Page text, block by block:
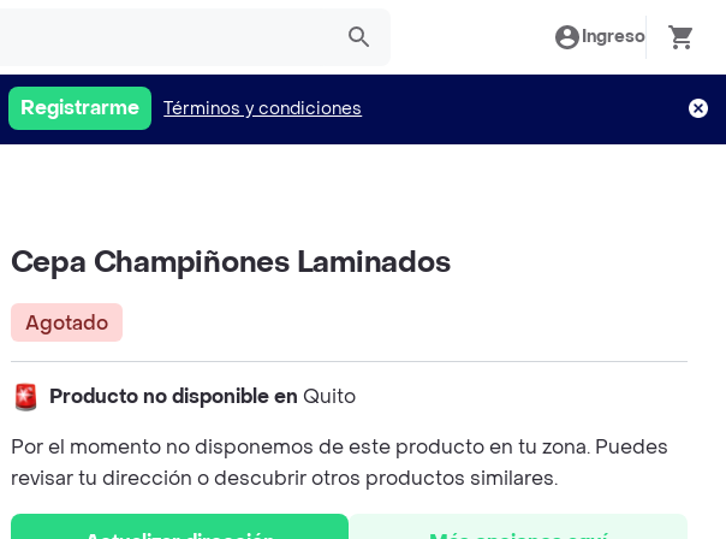
Ingreso
Registrarme Términos y condiciones
Cepa Champiñones Laminados
Agotado
Producto no disponible en Quito
Por el momento no disponemos de este producto en tu zona. Puedes
revisar tu dirección o descubrir otros productos similares.